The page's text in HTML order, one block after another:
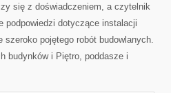
się z doświadczeniem, a czytelnik
podpowiedzi dotyczące instalacji
pojętego robót budowlanych.
budynków i Piętro, poddasze i